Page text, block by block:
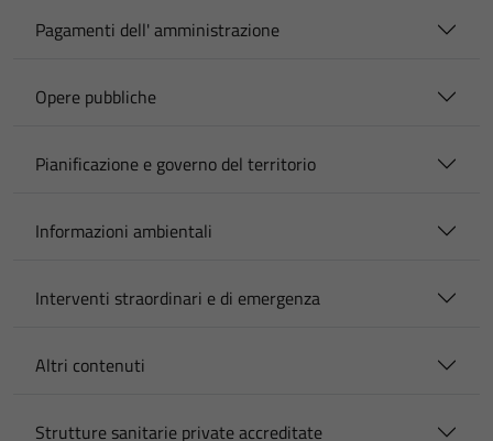
Pagamenti dell' amministrazione
Opere pubbliche
Pianificazione e governo del territorio
Informazioni ambientali
Interventi straordinari e di emergenza
Altri contenuti
Strutture sanitarie private accreditate